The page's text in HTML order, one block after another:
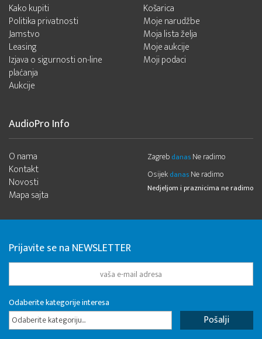
Kako kupiti
Politika privatnosti
Jamstvo
Leasing
Izjava o sigurnosti on-line
plaćanja
Aukcije
Košarica
Moje narudžbe
Moja lista želja
Moje aukcije
Moji podaci
AudioPro Info
O nama
Kontakt
Novosti
Mapa sajta
Zagreb danas Ne radimo
Osijek danas Ne radimo
Nedjeljom i praznicima ne radimo
Prijavite se na NEWSLETTER
Odaberite kategorije interesa
Odaberite kategoriju...